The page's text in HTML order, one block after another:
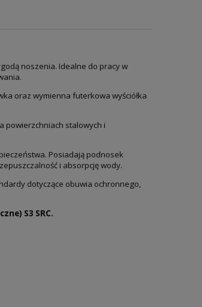
noszenia. Idealne do pracy w
oraz wymienna futerkowa wyściółka
powierzchniach stalowych i
Posiadają podnosek
i absorpcję wody.
dotyczące obuwia ochronnego,
S3 SRC.